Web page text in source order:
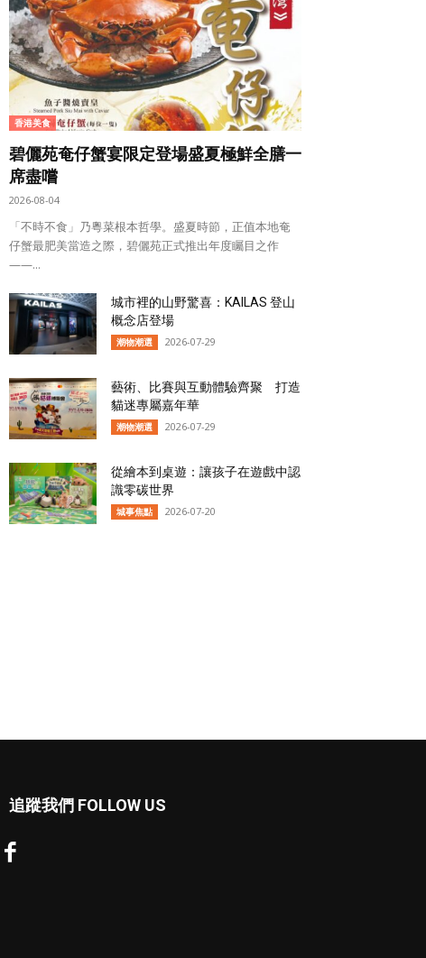
香港美食
碧儷苑奄仔蟹宴限定登場盛夏極鮮全膳一
席盡嚐
2026-08-04
「不時不食」乃粵菜根本哲學。盛夏時節，正值本地奄
仔蟹最肥美當造之際，碧儷苑正式推出年度矚目之作
——...
城市裡的山野驚喜：KAILAS 登山
概念店登場
潮物潮選 2026-07-29
藝術、比賽與互動體驗齊聚 打造
貓迷專屬嘉年華
潮物潮選 2026-07-29
從繪本到桌遊：讓孩子在遊戲中認
識零碳世界
城事焦點 2026-07-20
追蹤我們 FOLLOW US